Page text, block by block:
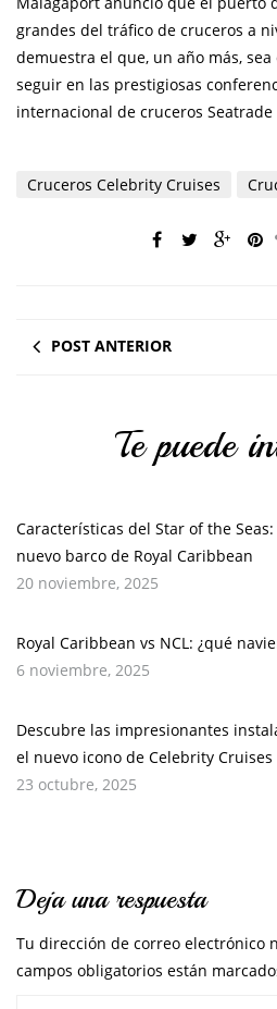
grandes del tráfico de cruceros a
demuestra el que, un año más,
seguir en las prestigiosas
internacional de cruceros Seatrade
Cruceros Celebrity Cruises
POST ANTERIOR
Te puede
Características del Star of the
nuevo barco de Royal Caribbean
20 noviembre, 2025
Royal Caribbean vs NCL: ¿qué
6 noviembre, 2025
Descubre las impresionantes
el nuevo icono de Celebrity Cruises
23 octubre, 2025
Deja una respuesta
Tu dirección de correo electrónico
campos obligatorios están